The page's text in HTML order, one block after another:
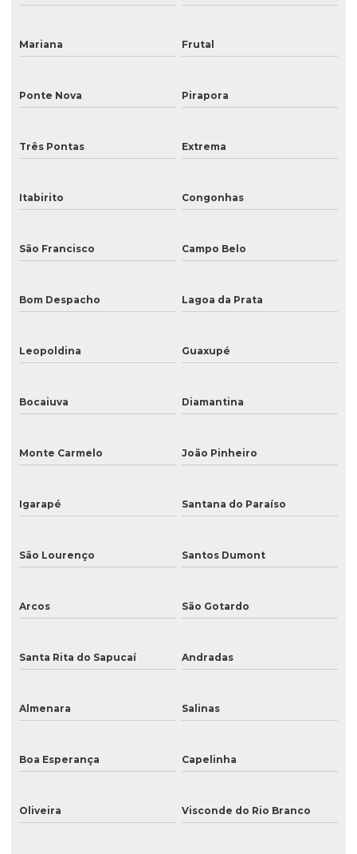
Mariana Frutal
Ponte Nova Pirapora
Três Pontas Extrema
Itabirito Congonhas
São Francisco Campo Belo
Bom Despacho Lagoa da Prata
Leopoldina Guaxupé
Bocaiuva Diamantina
Monte Carmelo João Pinheiro
Igarapé Santana do Paraíso
São Lourenço Santos Dumont
Arcos São Gotardo
Santa Rita do Sapucaí Andradas
Almenara Salinas
Boa Esperança Capelinha
Oliveira Visconde do Rio Branco